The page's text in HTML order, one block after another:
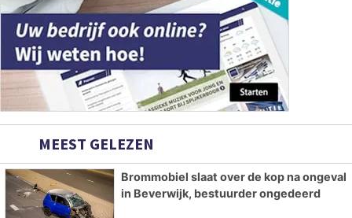
MEEST GELEZEN
Brommobiel slaat over de kop na ongeval
in Beverwijk, bestuurder ongedeerd